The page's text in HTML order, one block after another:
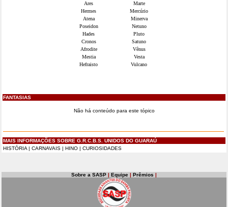
Ares
Marte
Hermes
Mercúrio
Atena
Minerva
Poseidon
Netuno
Hades
Pluto
Cronos
Satuno
Afrodite
Vênus
Mestia
Vesta
Hefraisto
Vulcano
FANTASIAS
Não há conteúdo para este tópico
MAIS INFORMAÇÕES SOBRE G.R.C.B.S. UNIDOS DO GUARAÚ
HISTÓRIA | CARNAVAIS | HINO | CURIOSIDADES
Sobre a SASP | Equipe | Prêmios |